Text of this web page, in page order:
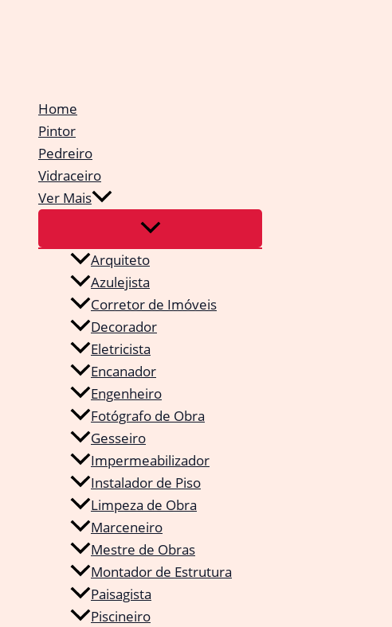
Home
Pintor
Pedreiro
Vidraceiro
Ver Mais
Arquiteto
Azulejista
Corretor de Imóveis
Decorador
Eletricista
Encanador
Engenheiro
Fotógrafo de Obra
Gesseiro
Impermeabilizador
Instalador de Piso
Limpeza de Obra
Marceneiro
Mestre de Obras
Montador de Estrutura
Paisagista
Piscineiro